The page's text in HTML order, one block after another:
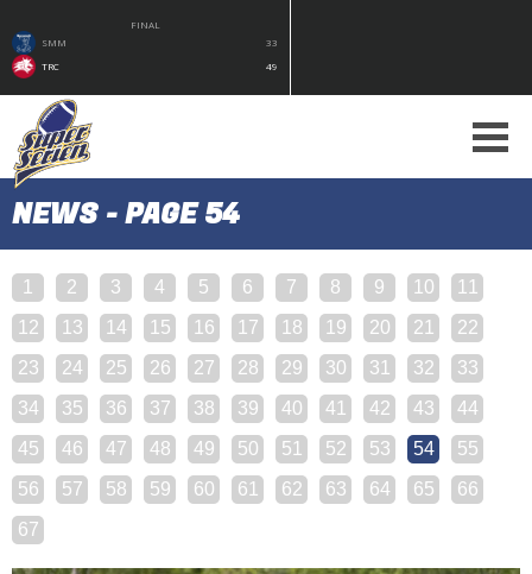
FINAL
SMM
33
TRC
49
NEWS - PAGE 54
1 2 3 4 5 6 7 8 9 10
11
12
13 14 15 16 17 18 19 20 21
22
23
24 25 26 27 28 29 30 31 32
33
34
35 36 37 38 39 40 41 42 43
44
45
46 47 48 49 50 51 52 53 54
55
56
57 58 59 60 61 62 63 64 65
66
67